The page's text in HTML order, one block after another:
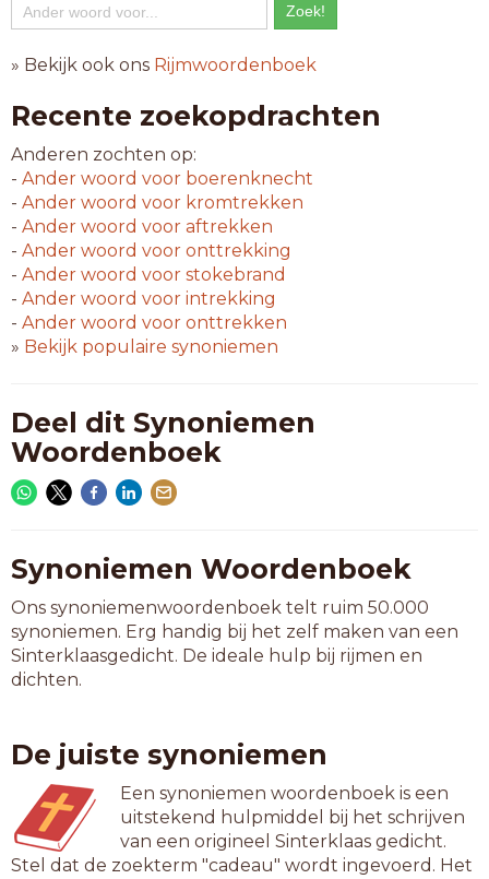
» Bekijk ook ons Rijmwoordenboek
Recente zoekopdrachten
Anderen zochten op:
- Ander woord voor boerenknecht
- Ander woord voor kromtrekken
- Ander woord voor aftrekken
- Ander woord voor onttrekking
- Ander woord voor stokebrand
- Ander woord voor intrekking
- Ander woord voor onttrekken
» Bekijk populaire synoniemen
Deel dit Synoniemen
Woordenboek
Synoniemen Woordenboek
Ons synoniemenwoordenboek telt ruim 50.000
synoniemen. Erg handig bij het zelf maken van een
Sinterklaasgedicht. De ideale hulp bij rijmen en
dichten.
De juiste synoniemen
Een synoniemen woordenboek is een
uitstekend hulpmiddel bij het schrijven
van een origineel Sinterklaas gedicht.
Stel dat de zoekterm "cadeau" wordt ingevoerd. Het